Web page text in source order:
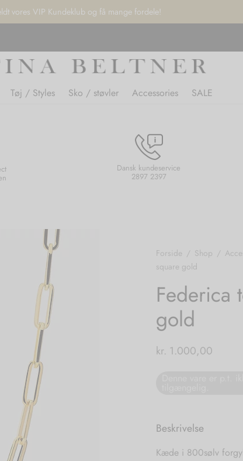
vores VIP Kundeklub og få mange fordele!
Tøj / Styles Sko / støvler Accessories SALE
Dansk kundeservice
2897 2397
Forside / Shop /
square gold
Federica
gold
kr. 1.000,00
Beskrivelse
Kæde i 800sølv